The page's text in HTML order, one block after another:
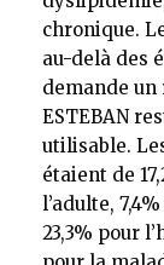
chronique.
au-delà des
demande un
ESTEBAN
utilisable.
étaient de
l’adulte,
23,3% pour